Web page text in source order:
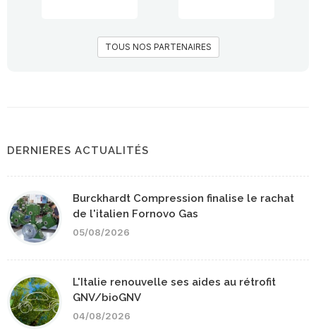
TOUS NOS PARTENAIRES
DERNIERES ACTUALITÉS
Burckhardt Compression finalise le rachat
de l'italien Fornovo Gas
05/08/2026
L'Italie renouvelle ses aides au rétrofit
GNV/bioGNV
04/08/2026